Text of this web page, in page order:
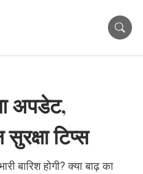
अपडेट,
टिप्स
बारिश होगी? क्या बाढ़ का